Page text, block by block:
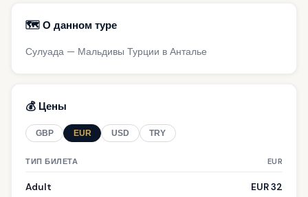
🗺️ О данном туре
Сулуада — Мальдивы Турции в Анталье
💰 Цены
GBP EUR USD TRY
ТИП БИЛЕТА EUR
Adult EUR 32